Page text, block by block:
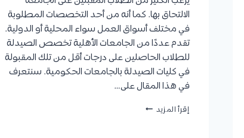
الالتحاق بها. كما أنه من أحد التخصصات المطلوبة
في مختلف أسواق العمل سواء المحلية أو الدولية.
تقدم عددًا من الجامعات الأهلية تخصص الصيدلة
للطلاب الحاصلين على درجات أقل من تلك المقبولة
في كليات الصيدلة بالجامعات الحكومية. سنتعرف
في هذا المقال على…
إقرأ المزيد مصاريف